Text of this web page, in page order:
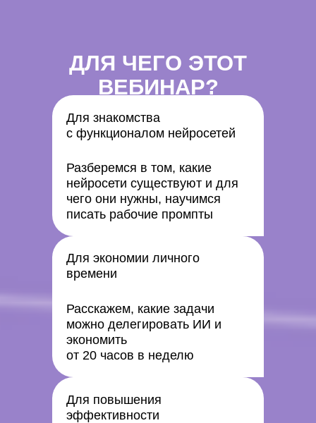
Для знакомства
с функционалом нейросетей
Разберемся в том, какие
нейросети существуют и для
чего они нужны, научимся
писать рабочие промпты
Для экономии личного
времени
Расскажем, какие задачи
можно делегировать ИИ и
экономить
от 20 часов в неделю
Для повышения
эффективности
ДЛЯ ЧЕГО ЭТОТ
ВЕБИНАР?